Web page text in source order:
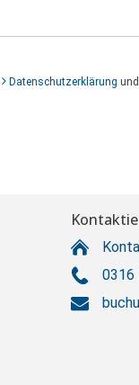
Datenschutzerklärung und
0316